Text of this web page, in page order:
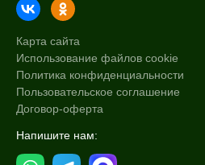
Карта сайта
Использование файлов cookie
Политика конфиденциальности
Пользовательское соглашение
Договор-оферта
Напишите нам: